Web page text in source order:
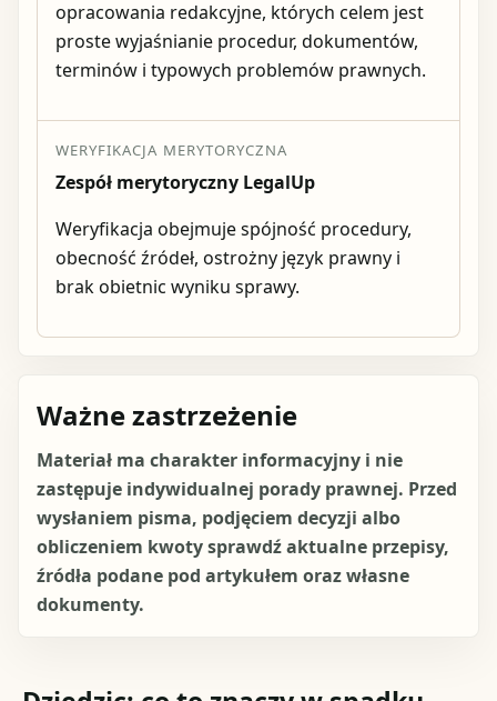
opracowania redakcyjne, których celem jest
proste wyjaśnianie procedur, dokumentów,
terminów i typowych problemów prawnych.
WERYFIKACJA MERYTORYCZNA
Zespół merytoryczny LegalUp
Weryfikacja obejmuje spójność procedury,
obecność źródeł, ostrożny język prawny i
brak obietnic wyniku sprawy.
Ważne zastrzeżenie
Materiał ma charakter informacyjny i nie
zastępuje indywidualnej porady prawnej. Przed
wysłaniem pisma, podjęciem decyzji albo
obliczeniem kwoty sprawdź aktualne przepisy,
źródła podane pod artykułem oraz własne
dokumenty.